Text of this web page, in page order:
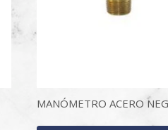
MANÓMETRO ACERO